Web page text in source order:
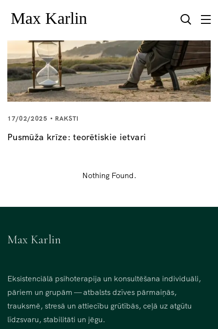
17/02/2025 RAKSTI
Pusmūža krīze: teorētiskie ietvari
Nothing Found.
Max Karlin
Eksistenciālā psihoterapija un konsultēšana individuāli,
pāriem un grupām — atbalsts dzīves pārmaiņās,
trauksmē, stresā un attiecību grūtībās, ceļā uz atgūtu
līdzsvaru, stabilitāti un jēgu.